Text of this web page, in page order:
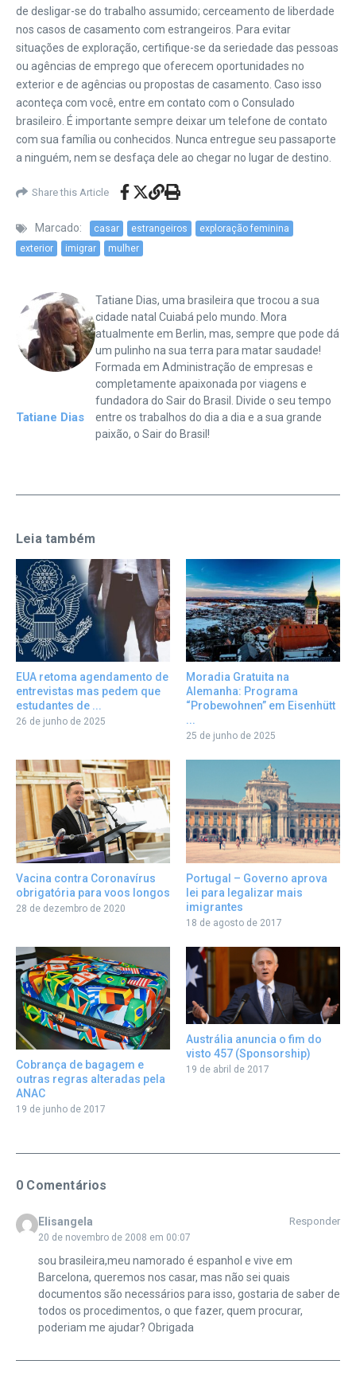
de desligar-se do trabalho assumido; cerceamento de liberdade
nos casos de casamento com estrangeiros. Para evitar
situações de exploração, certifique-se da seriedade das pessoas
ou agências de emprego que oferecem oportunidades no
exterior e de agências ou propostas de casamento. Caso isso
aconteça com você, entre em contato com o Consulado
brasileiro. É importante sempre deixar um telefone de contato
com sua família ou conhecidos. Nunca entregue seu passaporte
a ninguém, nem se desfaça dele ao chegar no lugar de destino.
Share this Article
Marcado: casar estrangeiros
exploração feminina
exterior
imigrar mulher
Tatiane Dias
Tatiane Dias, uma brasileira que trocou a sua
cidade natal Cuiabá pelo mundo. Mora
atualmente em Berlin, mas, sempre que pode dá
um pulinho na sua terra para matar saudade!
Formada em Administração de empresas e
completamente apaixonada por viagens e
fundadora do Sair do Brasil. Divide o seu tempo
entre os trabalhos do dia a dia e a sua grande
paixão, o Sair do Brasil!
Leia também
EUA retoma agendamento de
entrevistas mas pedem que
estudantes de ...
26 de junho de 2025
Moradia Gratuita na
Alemanha: Programa
“Probewohnen” em Eisenhütt
...
25 de junho de 2025
Vacina contra Coronavírus
obrigatória para voos longos
28 de dezembro de 2020
Portugal – Governo aprova
lei para legalizar mais
imigrantes
18 de agosto de 2017
Cobrança de bagagem e
outras regras alteradas pela
ANAC
19 de junho de 2017
Austrália anuncia o fim do
visto 457 (Sponsorship)
19 de abril de 2017
0 Comentários
Elisangela
20 de novembro de 2008 em 00:07
Responder
sou brasileira,meu namorado é espanhol e vive em
Barcelona, queremos nos casar, mas não sei quais
documentos são necessários para isso, gostaria de saber de
todos os procedimentos, o que fazer, quem procurar,
poderiam me ajudar? Obrigada